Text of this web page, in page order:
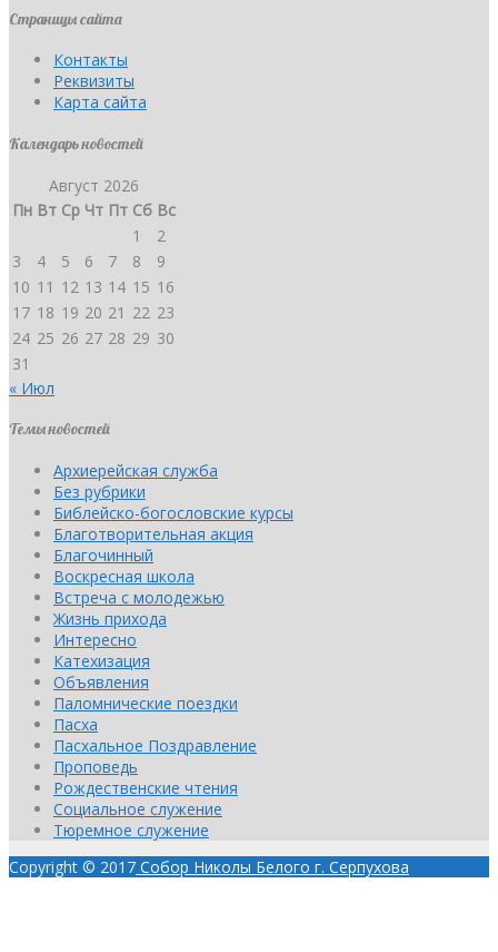
Страницы сайта
Контакты
Реквизиты
Карта сайта
Календарь новостей
Август 2026
Пн Вт Ср Чт Пт Сб Вс
1
2
3
4 5 6 7 8
9
10 11 12 13 14 15 16
17 18 19 20 21 22 23
24 25 26 27 28 29 30
31
« Июл
Темы новостей
Архиерейская служба
Без рубрики
Библейско-богословские курсы
Благотворительная акция
Благочинный
Воскресная школа
Встреча с молодежью
Жизнь прихода
Интересно
Катехизация
Объявления
Паломнические поездки
Пасха
Пасхальное Поздравление
Проповедь
Рождественские чтения
Социальное служение
Тюремное служение
Copyright © 2017 Собор Николы Белого г. Серпухова